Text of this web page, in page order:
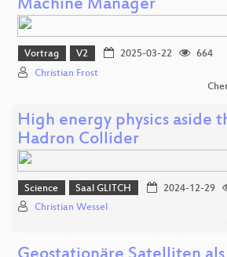
Machine Manager
Vortrag V2 2025-03-22
664
Christian Frost
High energy physics aside
Hadron Collider
Science Saal GLITCH 2024-12-29
Christian Wessel